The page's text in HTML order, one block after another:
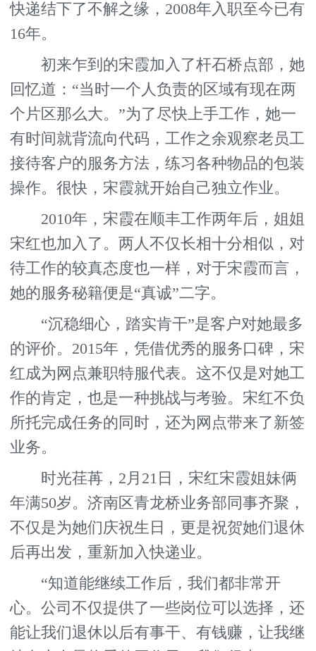
快递结下了不解之缘，2008年入职至今已有
16年。
初来乍到的宋霞加入了杆石桥点部，她
回忆道：“当时一个人负责的区域有现在两
个片区那么大。”为了尽快上手工作，她一
有时间就背流向代码，工作之余观察老员工
接待客户的服务方法，练习各种物品的包装
操作。很快，宋霞就开始自己独立作业。
2010年，宋霞在顺丰工作两年后，姐姐
宋红也加入了。两人不仅长相十分相似，对
待工作的较真态度也一样，对于宋霞而言，
她的服务秘籍便是“真诚”二字。
“沉稳细心，踏实肯干”是客户对她最多
的评价。2015年，凭借优秀的服务口碑，宋
红成为网点兼职特服代表。这不仅是对她工
作的肯定，也是一种挑战与考验。宋红不负
所托完成任务的同时，还为网点带来了新签
业务。
时光荏苒，2月21日，宋红宋霞姐妹俩
年满50岁。济南区青龙桥业务部同事齐聚，
不仅是为她们庆祝生日，更是祝贺她们退休
后再出发，重新加入快递业。
“知道能继续工作后，我们都非常开
心。公司不仅提供了一些岗位可以选择，还
能让我们退休以后有事干、有钱赚，让我继